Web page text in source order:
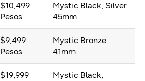
$10,499
Pesos
Mystic Black, Silver
45mm
$9,499
Pesos
Mystic Bronze
41mm
$19,999
Mystic Black,